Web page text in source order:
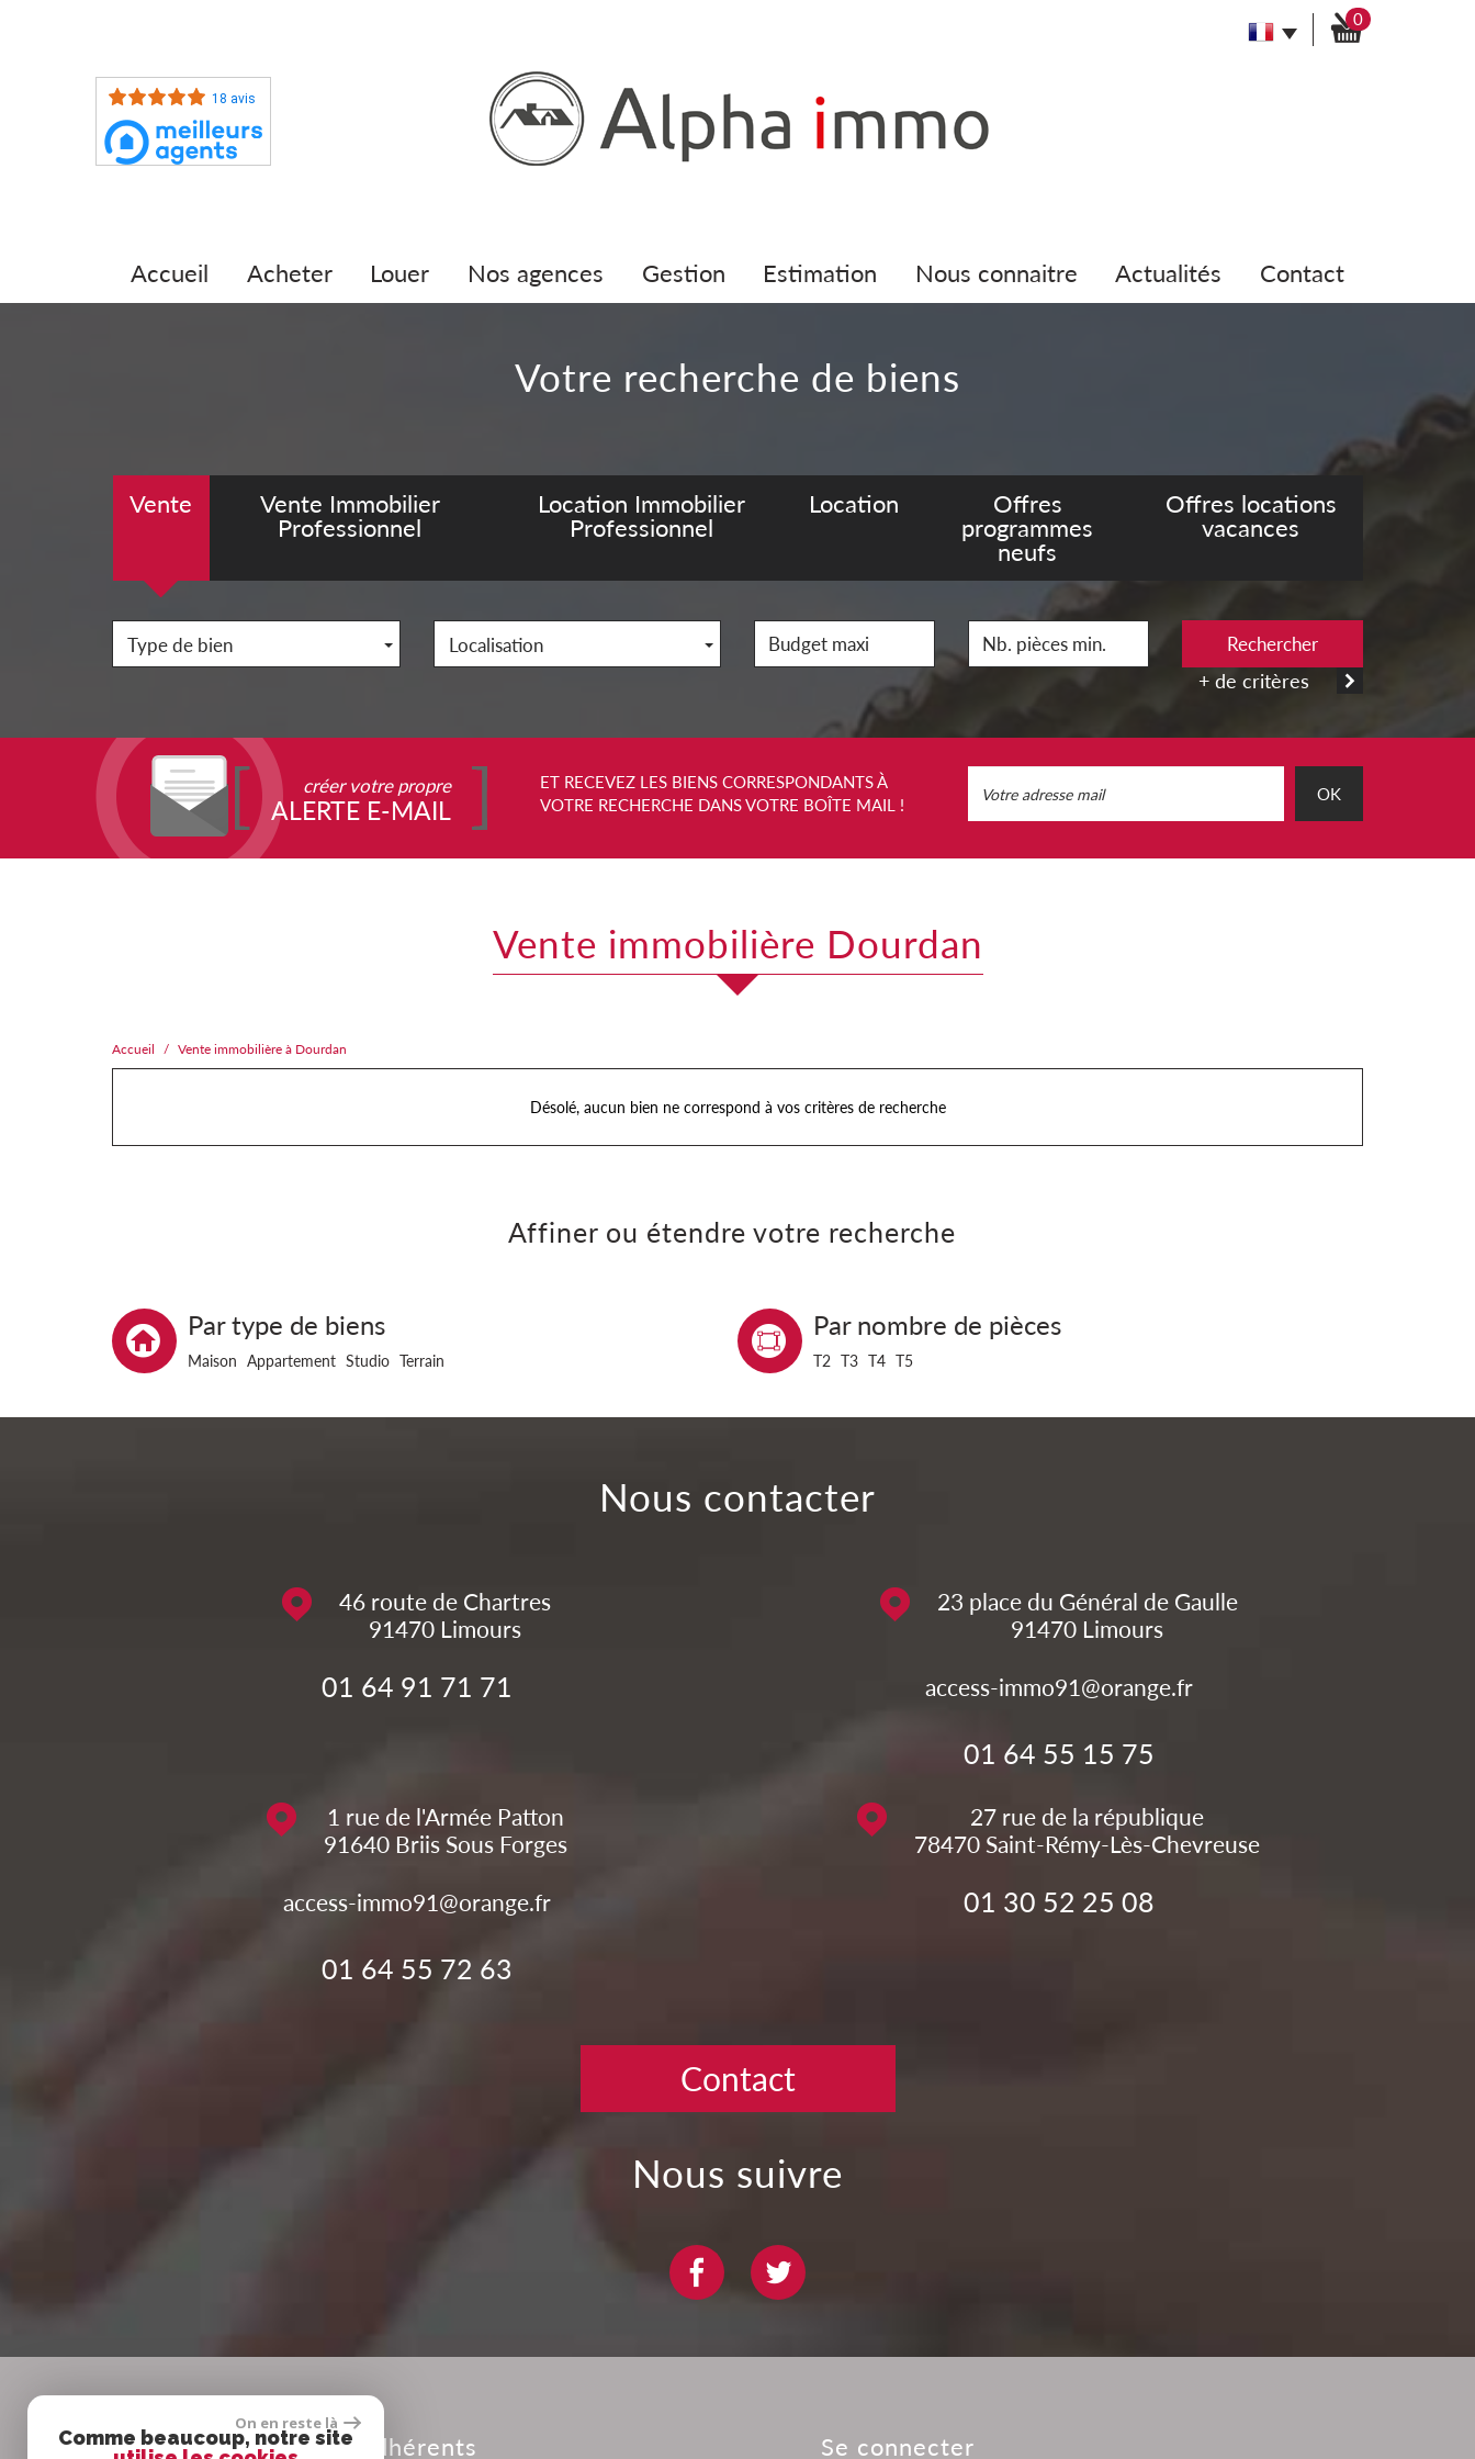
18 avis
0
accueil acheter louer nos agences gestion estimation nous connaitre actualités contact
Votre recherche de biens
Vente
Vente Immobilier
Professionnel
Location Immobilier
Professionnel
Location
Offres
programmes
neufs
Offres locations
vacances
Type de bien Localisation Rechercher
+ de critères
créer votre propre
ALERTE E-MAIL
ET RECEVEZ LES BIENS CORRESPONDANTS À
VOTRE RECHERCHE DANS VOTRE BOÎTE MAIL !
OK
Vente immobilière Dourdan
Accueil Vente immobilière à Dourdan
Désolé, aucun bien ne correspond à vos critères de recherche
Affiner ou étendre votre recherche
Par type de biens
Maison Appartement Studio Terrain
Par nombre de pièces
T2 T3 T4 T5
Nous contacter
46 route de Chartres
91470 Limours
01 64 91 71 71
23 place du Général de Gaulle
91470 Limours
access-immo91@orange.fr
01 64 55 15 75
1 rue de l'Armée Patton
91640 Briis Sous Forges
access-immo91@orange.fr
01 64 55 72 63
27 rue de la république
78470 Saint-Rémy-Lès-Chevreuse
01 30 52 25 08
Contact
Nous suivre
Adhérents Se connecter
On en reste là
Comme beaucoup, notre site